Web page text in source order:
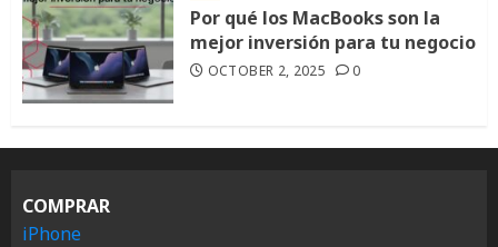
Por qué los MacBooks son la
mejor inversión para tu negocio
OCTOBER 2, 2025 0
COMPRAR
iPhone